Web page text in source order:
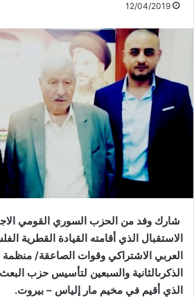
12/04/2019
شارك وفد من الحزب السوري القومي
الاستقبال الذي أقامته القيادة القطرية
العربي الاشتراكي وقوات الصاعقة/ منظمة
الذكرىالثانية والسبعين لتأسيس حزب
الذي أقيم في مخيم مار إلياس – بيروت.